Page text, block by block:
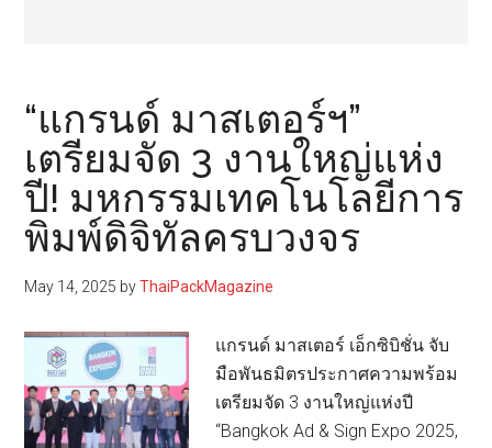
“แกรนด์ มาสเตอร์ฯ”
เตรียมจัด 3 งานใหญ่แห่ง
ปี! มหกรรมเทคโนโลยีการ
พิมพ์ดิจิทัลครบวงจร
May 14, 2025 byThaiPackMagazine
แกรนด์ มาสเตอร์ เอ็กซิบิชั่น จับ
มือพันธมิตรประกาศความพร้อม
เตรียมจัด 3 งานใหญ่แห่งปี
“Bangkok Ad & Sign Expo 2025,